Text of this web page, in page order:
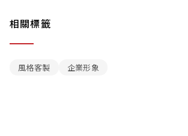
相關標籤
風格客製 企業形象